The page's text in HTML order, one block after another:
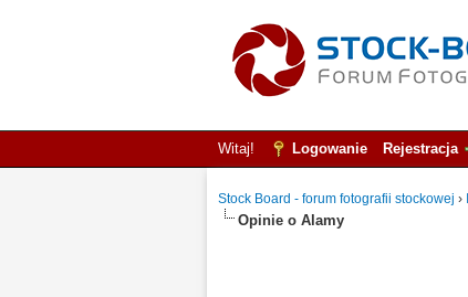
Witaj! Logowanie Rejestracja
Stock Board - forum fotografii stockowej ›
Opinie o Alamy